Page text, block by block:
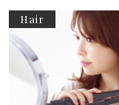
Hair